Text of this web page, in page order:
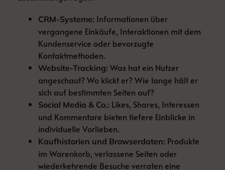
CRM-Systeme: Informationen über
vergangene Einkäufe, Interaktionen mit dem
Kundenservice oder bevorzugte
Kontaktmethoden.
Website-Tracking: Was hat ein Nutzer
angeschaut? Wo klickt er? Wie lange hält er
sich auf bestimmten Seiten auf?
Social Media & Co.: Likes, Shares, Interessen
und Kommentare bieten tiefere Einblicke in
individuelle Vorlieben.
Kaufhistorien und Browserdaten: Produkte
im Warenkorb, verlassene Seiten oder
wiederkehrende Besuche verraten eine